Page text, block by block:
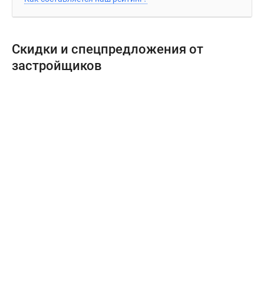
Скидки и спецпредложения от
застройщиков